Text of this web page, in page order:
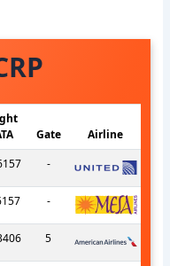
Gate
Airline
-
-
5